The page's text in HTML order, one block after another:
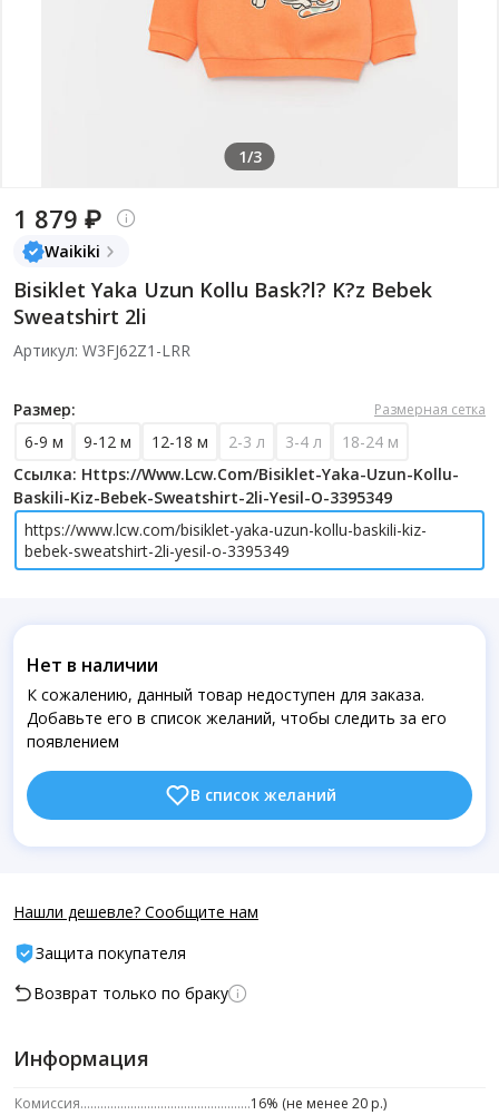
1/3
1 879 ₽
Waikiki
Bisiklet Yaka Uzun Kollu Bask?l? K?z Bebek
Sweatshirt 2li
Артикул: W3FJ62Z1-LRR
Размер: Размерная сетка
6-9 м 9-12 м 12-18 м 2-3 л 3-4 л
18-24 м
Ссылка: Https://www.lcw.com/bisiklet-Yaka-Uzun-Kollu-
Baskili-Kiz-Bebek-Sweatshirt-2li-Yesil-O-3395349
https://www.lcw.com/bisiklet-yaka-uzun-kollu-baskili-kiz-
bebek-sweatshirt-2li-yesil-o-3395349
Нет в наличии
К сожалению, данный товар недоступен для заказа.
Добавьте его в список желаний, чтобы следить за его
появлением
В список желаний
Нашли дешевле? Сообщите нам
Защита покупателя
Возврат только по браку
Информация
Комиссия
16% (не менее 20 р.)